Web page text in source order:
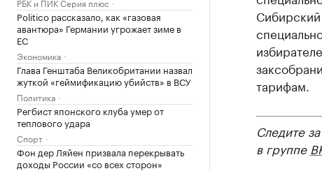
Politico рассказало, как «газовая
авантюра» Германии угрожает зиме в
ЕС
Экономика
Глава Генштаба Великобритании назвал
жуткой «геймификацию убийств» в ВСУ
Политика
Регбист японского клуба умер от
теплового удара
Спорт
Фон дер Ляйен призвала перекрывать
доходы России «со всех сторон»
тарифам.
Следите
в группе